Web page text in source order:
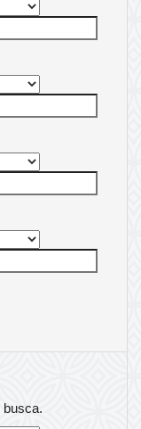
busca.